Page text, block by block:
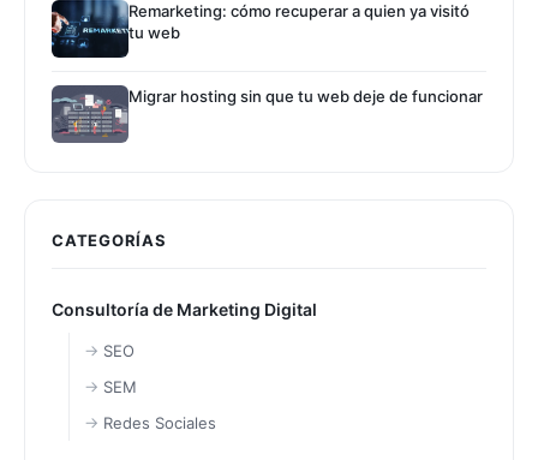
Remarketing: cómo recuperar a quien ya visitó
tu web
Migrar hosting sin que tu web deje de funcionar
CATEGORÍAS
Consultoría de Marketing Digital
SEO
SEM
Redes Sociales